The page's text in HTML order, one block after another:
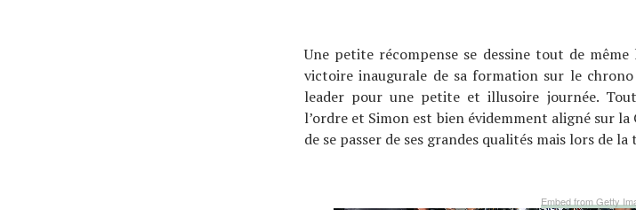
Une petite récompense se dessine tout de
victoire inaugurale de sa formation sur le
leader pour une petite et illusoire journée.
l’ordre et Simon est bien évidemment aligné sur
de se passer de ses grandes qualités mais lors de
Embed from Getty